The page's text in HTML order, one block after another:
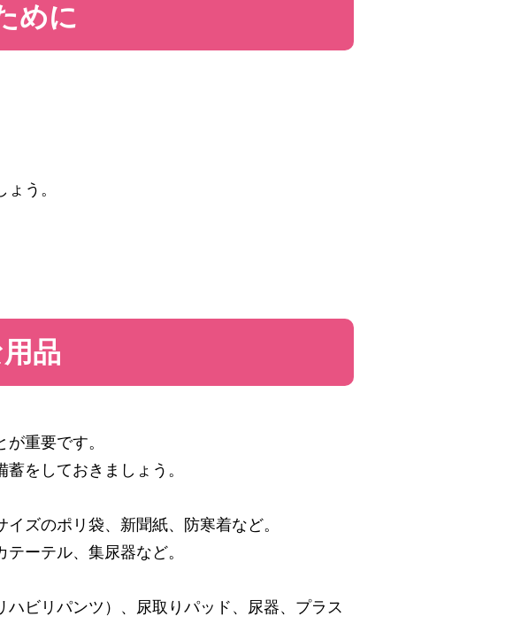
めに
う。
品
重要です。
をしておきましょう。
ズのポリ袋、新聞紙、防寒着など。
ーテル、集尿器など。
ビリパンツ）、尿取りパッド、尿器、プラス